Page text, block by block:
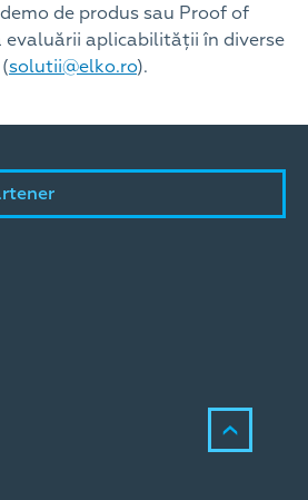
de produs sau Proof of
evaluării aplicabilității în diverse
solutii@elko.ro).